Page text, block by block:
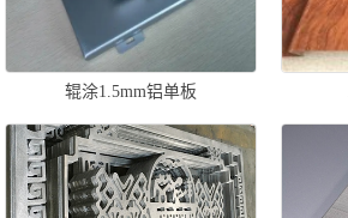
辊涂1.5mm铝单板